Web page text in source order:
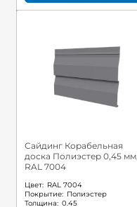
Сайдинг Корабельная
доска Полиэстер 0,45 мм,
RAL 7004
Цвет: RAL 7004
Покрытие: Полиэстер
Толщина: 0.45